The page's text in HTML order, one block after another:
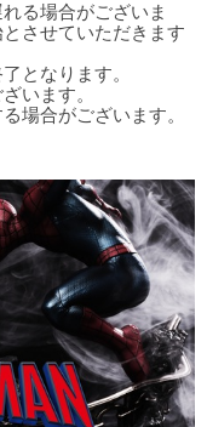
る場合がございま
させていただきます
となります。
います。
場合がございます。